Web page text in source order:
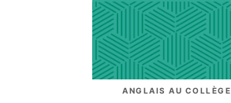
ANGLAIS AU COLLÈGE